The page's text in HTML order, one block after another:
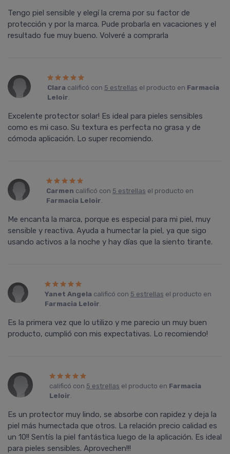
Tengo piel sensible y elegí­ la crema por su factor de
protección y por la marca. Pude probarla en vacaciones y el
resultado fue muy bueno. Volveré a comprarla
Clara calificó con 5 estrellas el producto en Farmacia
Leloir.
Excelente protector solar! Es ideal para pieles sensibles
como es mi caso. Su textura es perfecta no grasa y de
cómoda aplicación. Lo super recomiendo.
Carmen calificó con 5 estrellas el producto en
Farmacia Leloir.
Me encanta la marca, porque es especial para mi piel, muy
sensible y reactiva. Ayuda a humectar la piel, ya que sigo
usando activos a la noche y hay dí­as que la siento tirante.
Yanet Angela calificó con 5 estrellas el producto en
Farmacia Leloir.
Es la primera vez que lo utilizo y me parecio un muy buen
producto, cumplió con mis expectativas. Lo recomiendo!
calificó con 5 estrellas el producto en Farmacia
Leloir.
Es un protector muy lindo, se absorbe con rapidez y deja la
piel más humectada que otros. La relación precio calidad es
un 10!! Sentí­s la piel fantástica luego de la aplicación. Es ideal
para pieles sensibles. Aprovechen!!!